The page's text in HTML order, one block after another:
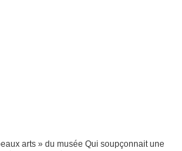
arts » du musée Qui soupçonnait une